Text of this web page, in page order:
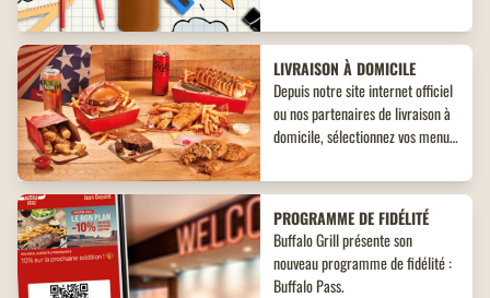
inédit à ne pas manquer !
LIVRAISON À DOMICILE
Depuis notre site internet officiel
ou nos partenaires de livraison à
domicile, sélectionnez vos menus,
desserts. Un large choix de plats
vous attend, adaptés à toutes les
envies !
PROGRAMME DE FIDÉLITÉ
Buffalo Grill présente son
nouveau programme de fidélité :
Buffalo Pass.